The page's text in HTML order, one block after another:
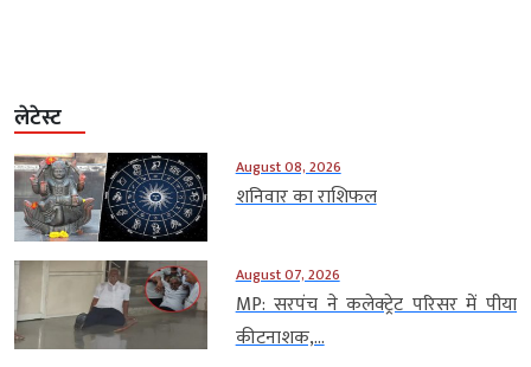
लेटेस्ट
August 08, 2026
शनिवार का राशिफल
August 07, 2026
MP: सरपंच ने कलेक्ट्रेट परिसर में पीया
कीटनाशक,...